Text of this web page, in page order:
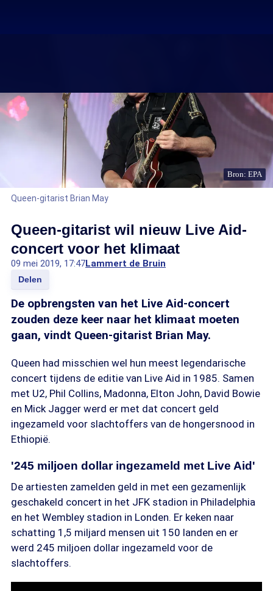
Bron: EPA
Queen-gitarist Brian May
Queen-gitarist wil nieuw Live Aid-
concert voor het klimaat
09 mei 2019, 17:47Lammert de Bruin
Delen
De opbrengsten van het Live Aid-concert
zouden deze keer naar het klimaat moeten
gaan, vindt Queen-gitarist Brian May.
Queen had misschien wel hun meest legendarische
concert tijdens de editie van Live Aid in 1985. Samen
met U2, Phil Collins, Madonna, Elton John, David Bowie
en Mick Jagger werd er met dat concert geld
ingezameld voor slachtoffers van de hongersnood in
Ethiopië.
'245 miljoen dollar ingezameld met Live Aid'
De artiesten zamelden geld in met een gezamenlijk
geschakeld concert in het JFK stadion in Philadelphia
en het Wembley stadion in Londen. Er keken naar
schatting 1,5 miljard mensen uit 150 landen en er
werd 245 miljoen dollar ingezameld voor de
slachtoffers.